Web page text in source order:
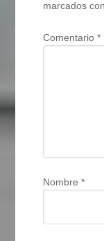
marcados
Comentario*
Nombre*